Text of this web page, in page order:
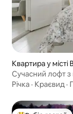
Квартира у місті
Сучасний лофт
Річка · Краєвид ·